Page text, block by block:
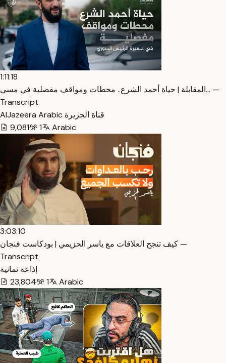
1:11:18
المقابلة | حياة أحمد الشرع.. محطات ومواقف مفصلية في مسي… —
Transcript
AlJazeera Arabic قناة الجزيرة
9,081
1 Arabic
3:03:10
كيف تنجح العلاقات مع ياسر الحزيمي | بودكاست فنجان —
Transcript
إذاعة ثمانية
23,804
1 Arabic